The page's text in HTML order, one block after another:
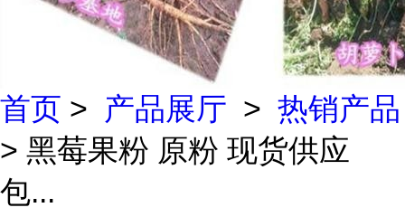
首页 > 产品展厅 > 热销产品
> 黑莓果粉 原粉 现货供应
包...